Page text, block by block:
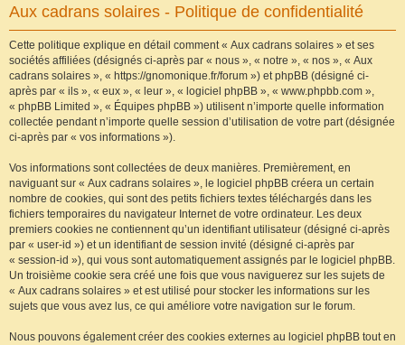
Aux cadrans solaires - Politique de confidentialité
Cette politique explique en détail comment « Aux cadrans solaires » et ses
sociétés affiliées (désignés ci-après par « nous », « notre », « nos », « Aux
cadrans solaires », « https://gnomonique.fr/forum ») et phpBB (désigné ci-
après par « ils », « eux », « leur », « logiciel phpBB », « www.phpbb.com »,
« phpBB Limited », « Équipes phpBB ») utilisent n’importe quelle information
collectée pendant n’importe quelle session d’utilisation de votre part (désignée
ci-après par « vos informations »).
Vos informations sont collectées de deux manières. Premièrement, en
naviguant sur « Aux cadrans solaires », le logiciel phpBB créera un certain
nombre de cookies, qui sont des petits fichiers textes téléchargés dans les
fichiers temporaires du navigateur Internet de votre ordinateur. Les deux
premiers cookies ne contiennent qu’un identifiant utilisateur (désigné ci-après
par « user-id ») et un identifiant de session invité (désigné ci-après par
« session-id »), qui vous sont automatiquement assignés par le logiciel phpBB.
Un troisième cookie sera créé une fois que vous naviguerez sur les sujets de
« Aux cadrans solaires » et est utilisé pour stocker les informations sur les
sujets que vous avez lus, ce qui améliore votre navigation sur le forum.
Nous pouvons également créer des cookies externes au logiciel phpBB tout en